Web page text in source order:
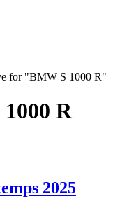
for "BMW S 1000 R"
R
2025